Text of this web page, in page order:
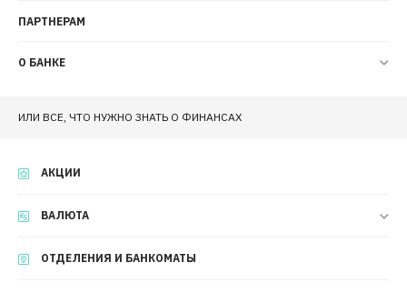
ПАРТНЕРАМ
О БАНКЕ
ИЛИ ВСЕ, ЧТО НУЖНО ЗНАТЬ О ФИНАНСАХ
АКЦИИ
ВАЛЮТА
ОТДЕЛЕНИЯ И БАНКОМАТЫ